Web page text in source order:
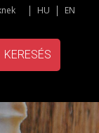
HU EN
KERESÉS